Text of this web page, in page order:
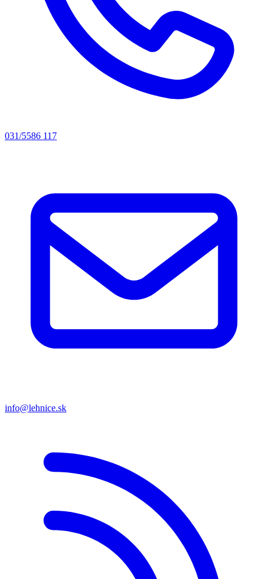
031/5586 117
info@lehnice.sk